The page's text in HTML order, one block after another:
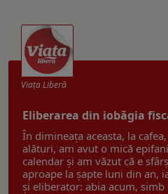
Viaţa Liberă
Eliberarea din iobăgia
În dimineața aceasta, la
alături, am avut o mică
calendar și am văzut că e
aproape la șapte luni din an,
și eliberator: abia acum, simb